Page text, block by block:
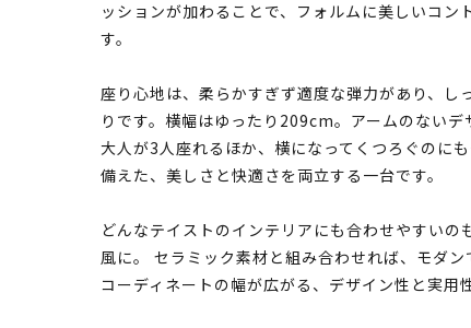
ッションが加わることで、フォルムに美しいコ
す。
座り心地は、柔らかすぎず適度な弾力があり、
りです。横幅はゆったり209cm。アームのない
大人が3人座れるほか、横になってくつろぐのに
備えた、美しさと快適さを両立する一台です。
どんなテイストのインテリアにも合わせやすい
風に。 セラミック素材と組み合わせれば、モダン
コーディネートの幅が広がる、デザイン性と実用